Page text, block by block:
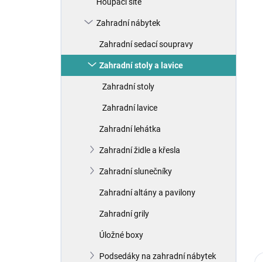
e
Zahradní nábytek
Zahradní sedací soupravy
Zahradní stoly a lavice
Zahradní stoly
Zahradní lavice
Zahradní lehátka
Zahradní židle a křesla
Zahradní slunečníky
Zahradní altány a pavilony
Zahradní grily
Úložné boxy
Podsedáky na zahradní nábytek